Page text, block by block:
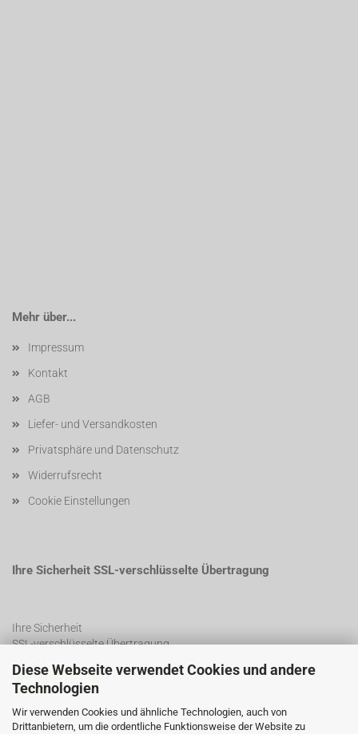
Diese Webseite verwendet Cookies und andere
Technologien
Wir verwenden Cookies und ähnliche Technologien, auch von
Drittanbietern, um die ordentliche Funktionsweise der Website zu
Mehr über...
Impressum
Kontakt
AGB
Liefer- und Versandkosten
Privatsphäre und Datenschutz
Widerrufsrecht
Cookie Einstellungen
Ihre Sicherheit SSL-verschlüsselte Übertragung
Ihre Sicherheit
SSL-verschlüsselte Übertragung
SSL Certificate